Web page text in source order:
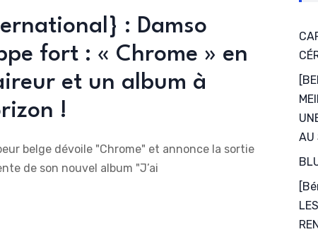
: Damso
fort : « Chrome » en
et un album à
!
belge dévoile "Chrome" et annonce la sortie
de son nouvel album "J’ai
AU